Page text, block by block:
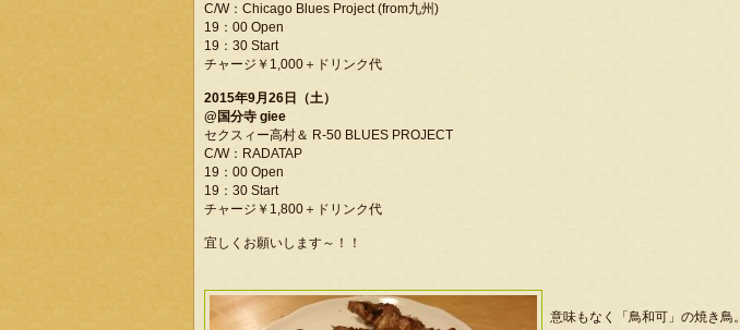
C/W：Chicago Blues Project (from九州)
19：00 Open
19：30 Start
チャージ￥1,000＋ドリンク代
2015年9月26日（土）
@国分寺 giee
セクスィー高村＆ R-50 BLUES PROJECT
C/W：RADATAP
19：00 Open
19：30 Start
チャージ￥1,800＋ドリンク代
宜しくお願いします～！！
意味もなく「鳥和可」の焼き鳥。